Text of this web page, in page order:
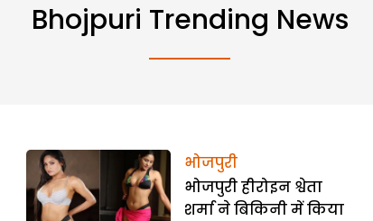
Bhojpuri Trending News
भोजपुरी
भोजपुरी हीरोइन श्वेता
शर्मा ने बिकिनी में किया